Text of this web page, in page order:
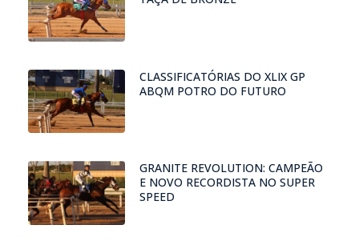
CLASSIFICATÓRIAS DO XLIX GP
ABQM POTRO DO FUTURO
GRANITE REVOLUTION: CAMPEÃO
E NOVO RECORDISTA NO SUPER
SPEED